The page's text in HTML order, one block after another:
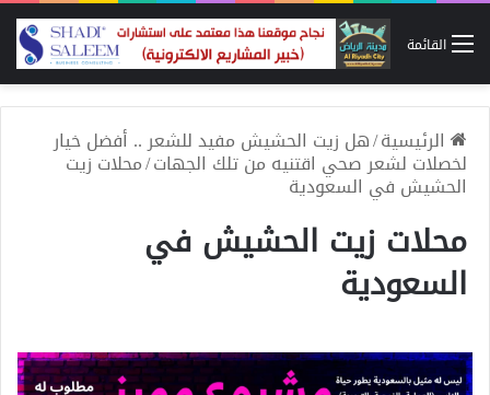
القائمة
الرئيسية/هل زيت الحشيش مفيد للشعر .. أفضل خيار
لخصلات لشعر صحي اقتنيه من تلك الجهات/محلات زيت
الحشيش في السعودية
محلات زيت الحشيش في
السعودية